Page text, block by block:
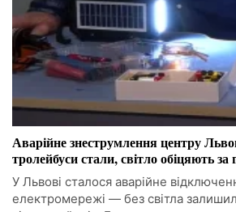
Аварійне знеструмлення центру
тролейбуси стали, світло обіцяють за
У Львові сталося аварійне
електромережі — без світла